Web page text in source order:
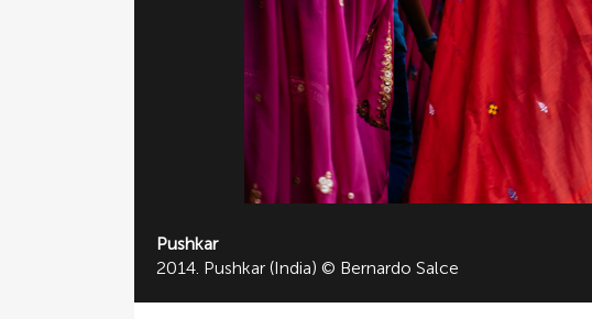
Pushkar
2014. Pushkar (India) © Bernardo Salce